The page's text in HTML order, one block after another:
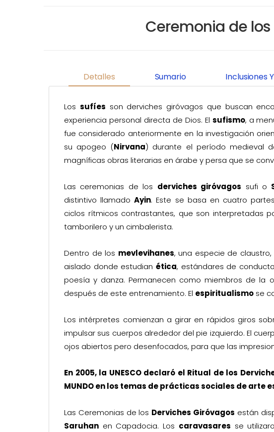
Ceremonia de
Detalles Sumario Inclusiones
Los sufíes son derviches giróvagos que buscan
experiencia personal directa de Dios. El sufismo, a
fue considerado anteriormente en la investigación
su apogeo (Nirvana) durante el período medieval
magníficas obras literarias en árabe y persa que se
Las ceremonias de los derviches giróvagos sufi o
distintivo llamadoAyin. Este se basa en cuatro
ciclos rítmicos contrastantes, que son interpretadas
tamborilero y un cimbalerista.
Dentro de los mevlevihanes, una especie de
aislado donde estudian ética, estándares de
poesía y danza. Permanecen como miembros de la
después de este entrenamiento. El espiritualismo se
Los intérpretes comienzan a girar en rápidos giros
impulsar sus cuerpos alrededor del pie izquierdo. El
ojos abiertos pero desenfocados, para que las
En 2005, la UNESCO declaró el Ritual de los
MUNDOen los temas de prácticas sociales de arte
Las Ceremonias de los Derviches Giróvagos están
Saruhan en Capadocia. Los caravasares se